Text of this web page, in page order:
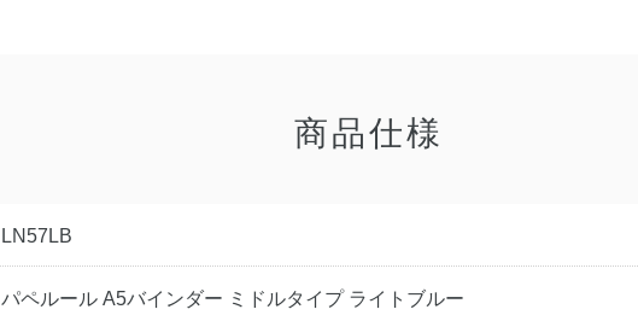
商品仕様
LN57LB
パペルール A5バインダー ミドルタイプ ライトブルー